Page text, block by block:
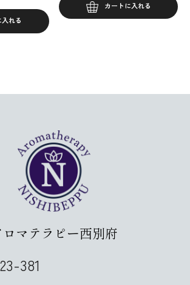
れる
カートに入れる
ロマテラピー西別府
381